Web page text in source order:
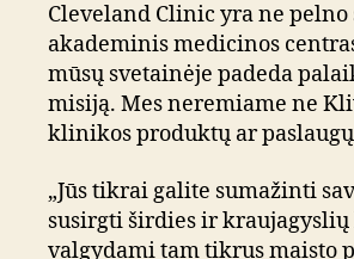
Cleveland Clinic yra ne
akademinis medicinos
mūsų svetainėje padeda
misiją. Mes neremiame ne
klinikos produktų ar
„Jūs tikrai galite sumažinti
susirgti širdies ir
valgydami tam tikrus maisto